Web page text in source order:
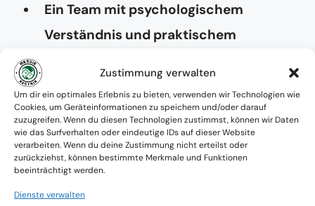
Zustimmung verwalten
Um dir ein optimales Erlebnis zu bieten, verwenden wir Technologien wie
Cookies, um Geräteinformationen zu speichern und/oder darauf
zuzugreifen. Wenn du diesen Technologien zustimmst, können wir Daten
wie das Surfverhalten oder eindeutige IDs auf dieser Website
verarbeiten. Wenn du deine Zustimmung nicht erteilst oder
zurückziehst, können bestimmte Merkmale und Funktionen
beeinträchtigt werden.
Dienste verwalten
Ein Team mit psychologischem
Verständnis und praktischem
Verfügbarkeit: Österreichweit
Absolute Diskretion & keine
Zusammenarbeit mit Ämtern ohne
Einverständnis